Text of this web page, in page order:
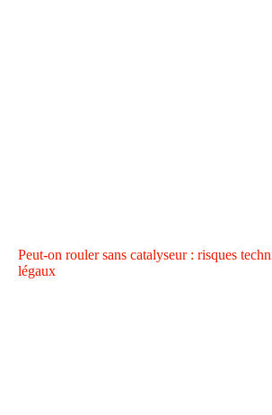
Peut-on rouler sans catalyseur : risques
légaux